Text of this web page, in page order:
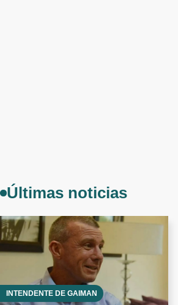
Últimas noticias
INTENDENTE DE GAIMAN